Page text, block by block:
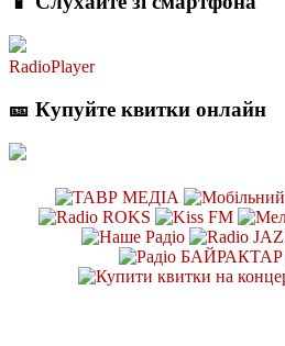
RadioPlayer
🎫 Купуйте квитки онлайн